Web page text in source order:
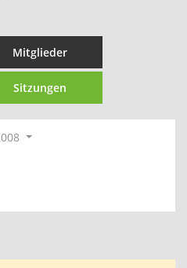
Mitglieder
Sitzungen